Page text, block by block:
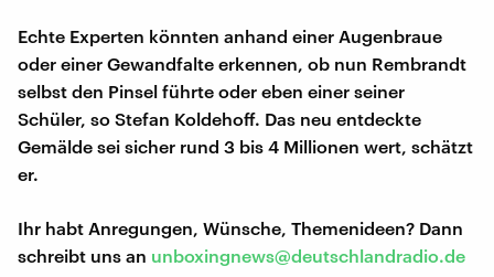
Echte Experten könnten anhand einer Augenbraue
oder einer Gewandfalte erkennen, ob nun Rembrandt
selbst den Pinsel führte oder eben einer seiner
Schüler, so Stefan Koldehoff. Das neu entdeckte
Gemälde sei sicher rund 3 bis 4 Millionen wert, schätzt
er.
Ihr habt Anregungen, Wünsche, Themenideen? Dann
schreibt uns an unboxingnews@deutschlandradio.de